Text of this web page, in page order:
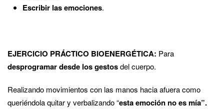
Escribir las emociones.
EJERCICIO PRÁCTICO BIOENERGÉTICA: Para
desprogramar desde los gestosdel cuerpo.
Realizando movimientos con las manos hacia afuera como
queriéndola quitar y verbalizando “esta emoción no es mía”.